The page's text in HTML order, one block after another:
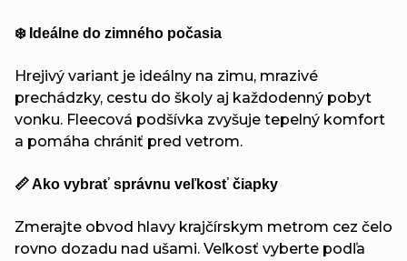
❄️ Ideálne do zimného počasia
Hrejivý variant je ideálny na zimu, mrazivé
prechádzky, cestu do školy aj každodenný pobyt
vonku. Fleecová podšívka zvyšuje tepelný komfort
a pomáha chrániť pred vetrom.
📏 Ako vybrať správnu veľkosť čiapky
Zmerajte obvod hlavy krajčírskym metrom cez čelo
rovno dozadu nad ušami. Veľkosť vyberte podľa